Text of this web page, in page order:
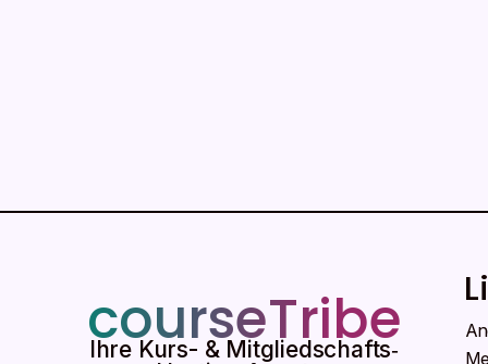
courseTribe
Ihre Kurs- & Mitgliedschafts‑